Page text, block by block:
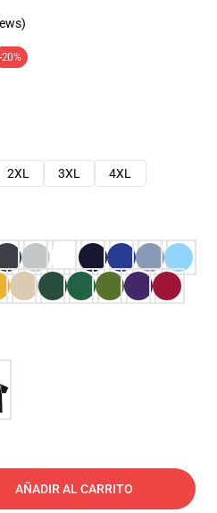
-20%
2XL 3XL
4XL
AÑADIR AL CARRITO